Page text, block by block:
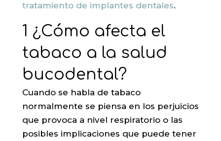
tratamiento de implantes dentales.
1 ¿Cómo afecta el
tabaco a la salud
bucodental?
Cuando se habla de tabaco
normalmente se piensa en los perjuicios
que provoca a nivel respiratorio o las
posibles implicaciones que puede tener